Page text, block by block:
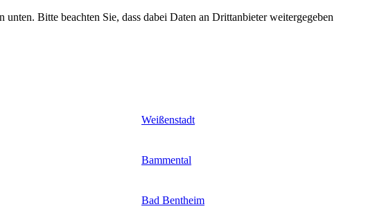
Bitte beachten Sie, dass dabei Daten an Drittanbieter weitergegeben
Weißenstadt
Bammental
Bad Bentheim